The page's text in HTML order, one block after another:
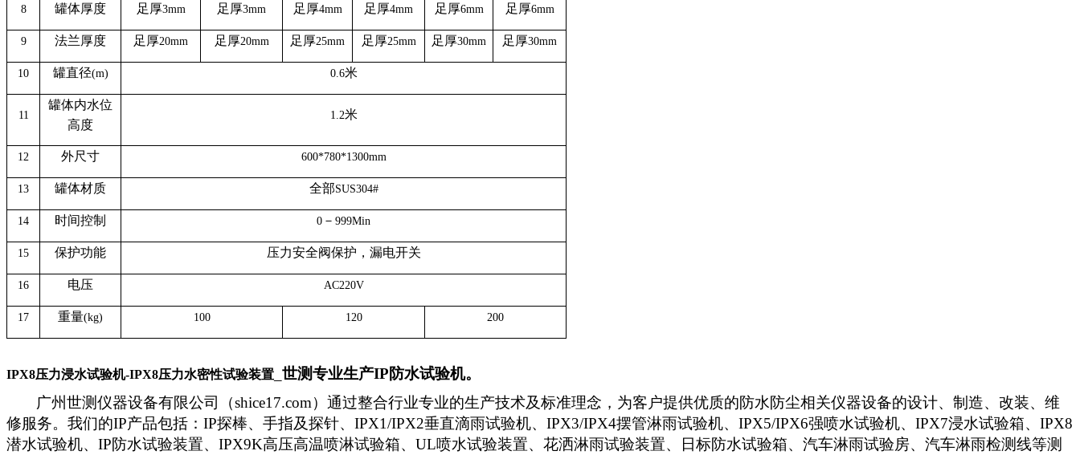
8 罐体厚度 足厚3mm 足厚3mm 足厚4mm 足厚4mm 足厚6mm 足厚6mm
9 法兰厚度 足厚20mm 足厚20mm 足厚25mm 足厚25mm 足厚30mm 足厚30mm
10 罐直径(m) 0.6米
11
罐体内水位
高度
1.2米
12 外尺寸 600*780*1300mm
13 罐体材质 全部SUS304#
14 时间控制 0 － 999Min
15 保护功能 压力安全阀保护，漏电开关
16 电压 AC220V
17 重量(kg) 100 120 200
IPX8压力浸水试验机-IPX8压力水密性试验装置 世测专业生产IP防水试验机。
广州世测仪器设备有限公司（shice17.com）通过整合行业专业的生产技术及标准理念，为客户提供优质的防水防尘相关仪器设备的设计、制造、改装、维
修服务。我们的IP产品包括：IP探棒、手指及探针、IPX1/IPX2垂直滴雨试验机、IPX3/IPX4摆管淋雨试验机、IPX5/IPX6强喷水试验机、IPX7浸水试验箱、IPX8
潜水试验机、IP防水试验装置、IPX9K高压高温喷淋试验箱、UL喷水试验装置、花洒淋雨试验装置、日标防水试验箱、汽车淋雨试验房、汽车淋雨检测线等测